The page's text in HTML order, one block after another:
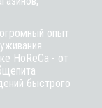
опыт
HoReCa - от
быстрого